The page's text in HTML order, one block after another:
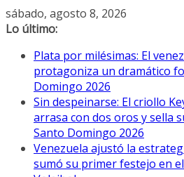
Saltar
al
sábado, agosto 8, 2026
Lo último:
Plata por milésimas: El
protagoniza un dramático
Domingo 2026
Sin despeinarse: El criollo
arrasa con dos oros y sella
Santo Domingo 2026
Venezuela ajustó la
sumó su primer festejo en